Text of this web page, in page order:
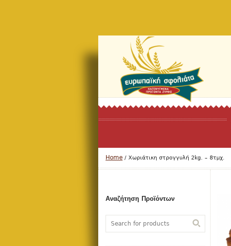
Home / Χωριάτικη στρογγυλή 2kg. – 8τμχ.
Αναζήτηση Προϊόντων